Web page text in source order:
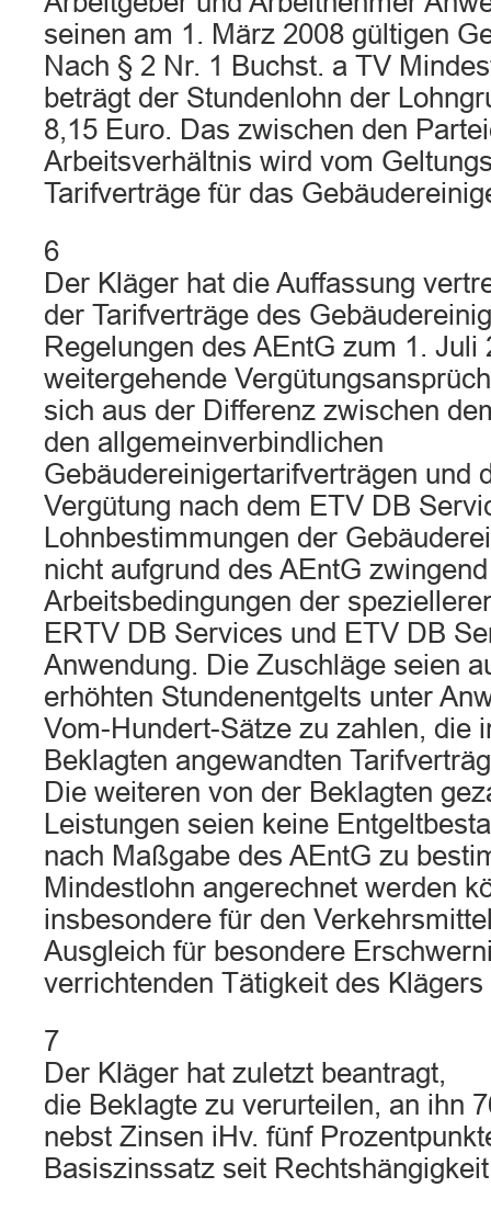
seinen am 1. März 2008 gültigen
Nach § 2 Nr. 1 Buchst. a TV
beträgt der Stundenlohn der
8,15 Euro. Das zwischen den
Arbeitsverhältnis wird vom
Tarifverträge für das
6
Der Kläger hat die Auffassung
der Tarifverträge des
Regelungen des AEntG zum 1. Juli
weitergehende
sich aus der Differenz zwischen
den allgemeinverbindlichen
Gebäudereinigertarifverträgen und
Vergütung nach dem ETV DB
Lohnbestimmungen der
nicht aufgrund des AEntG
Arbeitsbedingungen der
ERTV DB Services und ETV DB
Anwendung. Die Zuschläge seien
erhöhten Stundenentgelts unter
Vom-Hundert-Sätze zu zahlen, die
Beklagten angewandten
Die weiteren von der Beklagten
Leistungen seien keine
nach Maßgabe des AEntG zu
Mindestlohn angerechnet werden
insbesondere für den
Ausgleich für besondere
verrichtenden Tätigkeit des Klägers
7
Der Kläger hat zuletzt beantragt,
die Beklagte zu verurteilen, an ihn
nebst Zinsen iHv. fünf
Basiszinssatz seit